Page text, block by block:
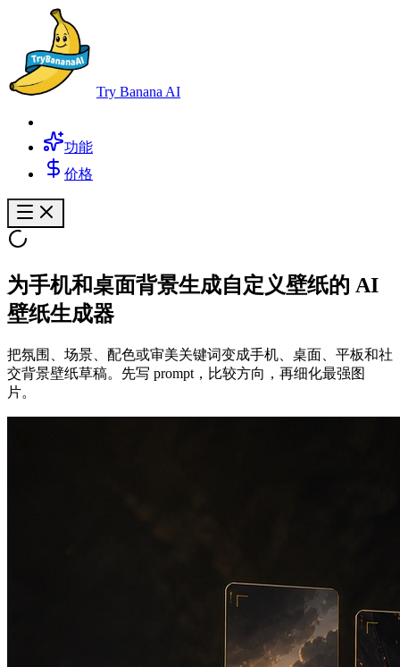
Try Banana AI
功能
价格
为手机和桌面背景生成自定义壁纸的 AI
壁纸生成器
把氛围、场景、配色或审美关键词变成手机、桌面、平板和社
交背景壁纸草稿。先写 prompt，比较方向，再细化最强图
片。